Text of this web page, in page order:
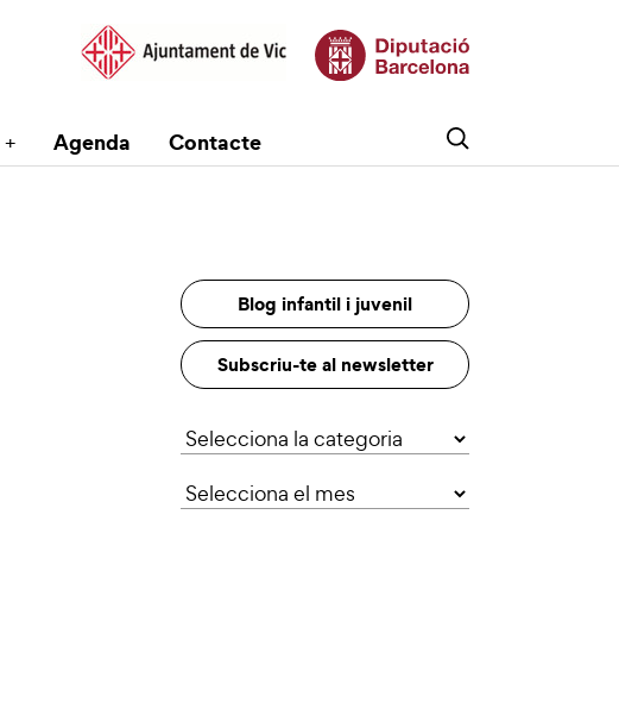
Agenda Contacte
Blog infantil i juvenil
Subscriu-te al newsletter
Categories